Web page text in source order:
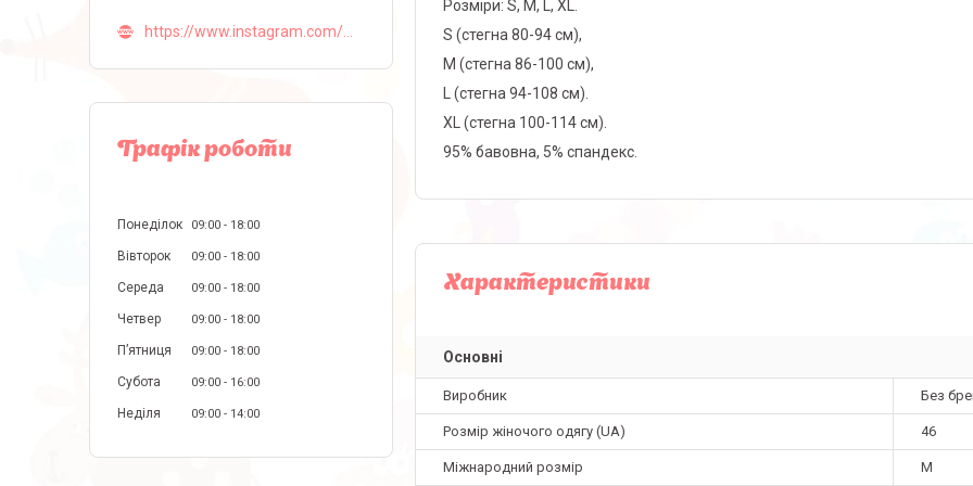
Розміри: S, M, L, XL.
S (стегна 80-94 см),
M (стегна 86-100 см),
L (стегна 94-108 см).
ХL (стегна 100-114 см).
95% бавовна, 5% спандекс.
Характеристики
Основні
Виробник Без
Розмір жіночого одягу (UA) 46
Міжнародний розмір M
Графік роботи
Понеділок 09:00 18:00
Вівторок 09:00 18:00
Середа 09:00 18:00
Четвер 09:00 18:00
Пʼятниця 09:00 18:00
Субота 09:00 16:00
Неділя 09:00 14:00